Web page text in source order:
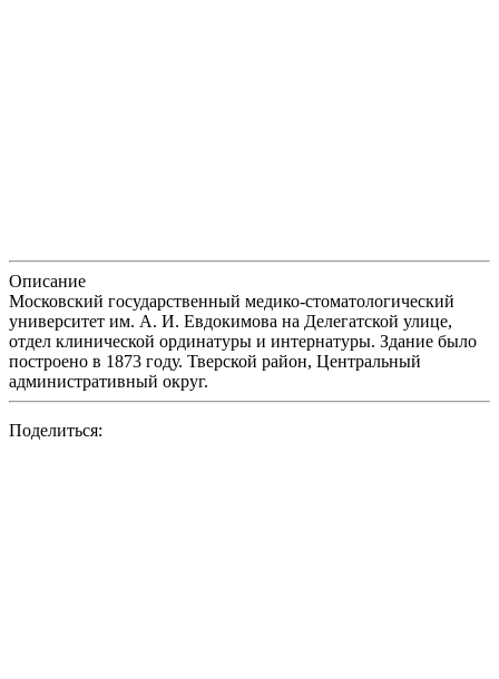
Описание
Московский государственный медико-стоматологический
университет им. А. И. Евдокимова на Делегатской улице,
отдел клинической ординатуры и интернатуры. Здание было
построено в 1873 году. Тверской район, Центральный
административный округ.
Поделиться: